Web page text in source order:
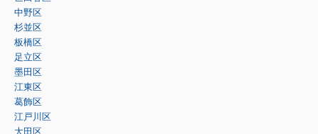
中野区
杉並区
板橋区
足立区
墨田区
江東区
葛飾区
江戸川区
大田区